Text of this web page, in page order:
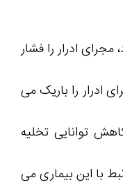
ادرار را فشار
ادرار را باریک می
توانایی تخلیه
با این بیماری می